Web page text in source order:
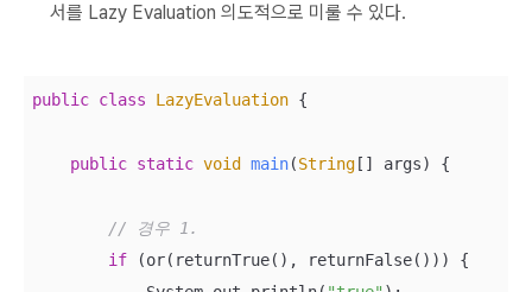
서를 Lazy Evaluation 의도적으로 미룰 수 있다.
public class LazyEvaluation {
public static void main(String [] args) {
// 경우 1.
if (or(returnTrue(), returnFalse())) {